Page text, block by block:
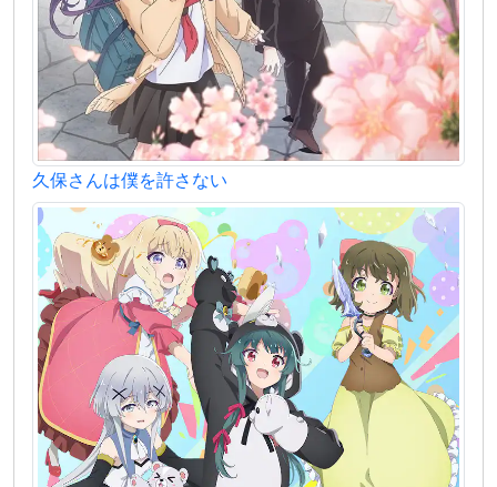
久保さんは僕を許さない